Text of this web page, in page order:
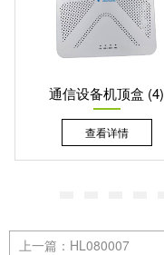
通信设备机顶盒 (4)
查看详情
上一篇： HL080007